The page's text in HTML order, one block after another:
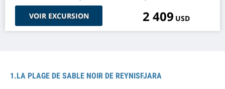
VOIR EXCURSION 2 409 USD
1.LA PLAGE DE SABLE NOIR DE REYNISFJARA